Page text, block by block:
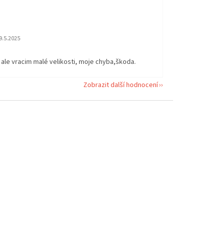
Hodnocení obchodu je 5 z 5 hvězdiček.
9.5.2025
vracim malé velikosti, moje chyba,škoda.
Zobrazit další hodnocení